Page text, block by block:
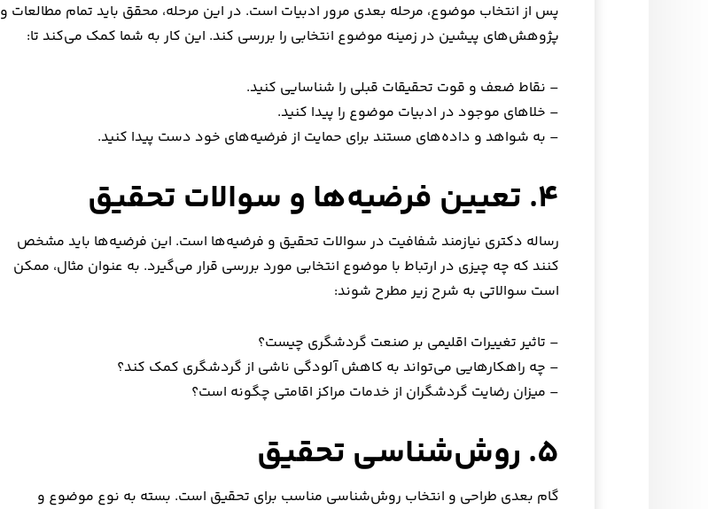
پس از انتخاب موضوع، مرحله بعدی مرور ادبیات است. در این مرحله، محقق باید تمام مطالعات و
پژوهش‌های پیشین در زمینه موضوع انتخابی را بررسی کند. این کار به شما کمک می‌کند تا:
– نقاط ضعف و قوت تحقیقات قبلی را شناسایی کنید.
– خلاهای موجود در ادبیات موضوع را پیدا کنید.
– به شواهد و داده‌های مستند برای حمایت از فرضیه‌های خود دست پیدا کنید.
۴. تعیین فرضیه‌ها و سوالات تحقیق
رساله دکتری نیازمند شفافیت در سوالات تحقیق و فرضیه‌ها است. این فرضیه‌ها باید مشخص
کنند که چه چیزی در ارتباط با موضوع انتخابی مورد بررسی قرار می‌گیرد. به عنوان مثال، ممکن
است سوالاتی به شرح زیر مطرح شوند:
– تاثیر تغییرات اقلیمی بر صنعت گردشگری چیست؟
– چه راهکارهایی می‌تواند به کاهش آلودگی ناشی از گردشگری کمک کند؟
– میزان رضایت گردشگران از خدمات مراکز اقامتی چگونه است؟
۵. روش‌شناسی تحقیق
گام بعدی طراحی و انتخاب روش‌شناسی مناسب برای تحقیق است. بسته به نوع موضوع و